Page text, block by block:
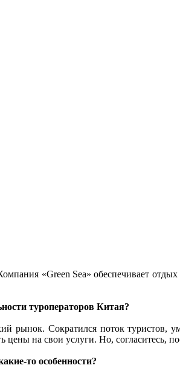
«Green Sea» обеспечивает
туроператоров Китая?
рынок. Сократился поток туристов,
на свои услуги. Но, согласитесь,
то особенности?